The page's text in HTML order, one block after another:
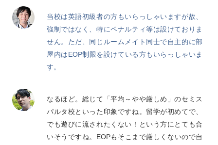
当校は英語初級者の方もいらっしゃいますが故、
強制ではなく、特にペナルティ等は設けておりま
せん。ただ、同じルームメイト同士で自主的に部
屋内はEOP制限を設けている方もいらっしゃいま
す。
なるほど。総じて「平均～やや厳しめ」のセミス
パルタ校といった印象ですね。留学が初めてで、
でも遊びに流されたくない！という方にとても合
いそうですね。EOPもそこまで厳しくないので自